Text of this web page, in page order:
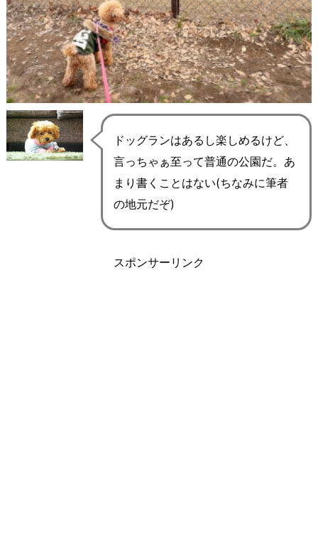
ドッグランはあるし楽しめるけど、
言っちゃぁ至って普通の公園だ。あ
まり書くことはない(ちなみに筆者
の地元だぞ)
スポンサーリンク